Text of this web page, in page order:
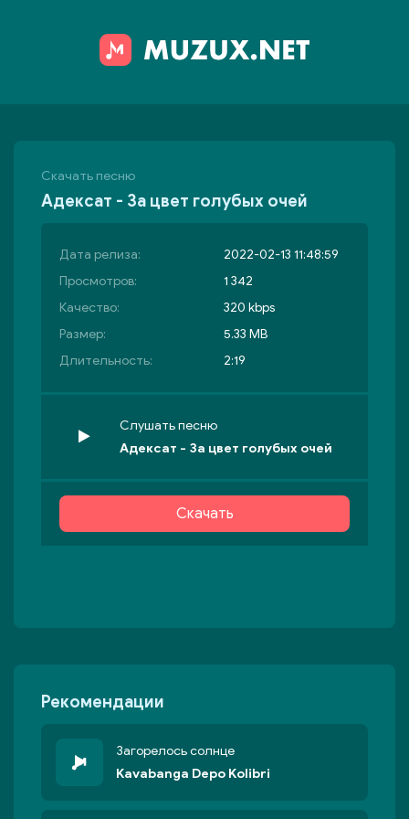
Скачать песню
Адексат - За цвет голубых очей
Дата релиза:
2022-02-13 11:48:59
Просмотров:
1 342
Качество:
320 kbps
Размер:
5.33 MB
Длительность:
2:19
Слушать песню
Адексат - За цвет голубых очей
Скачать
Рекомендации
Загорелось солнце
Kavabanga Depo Kolibri